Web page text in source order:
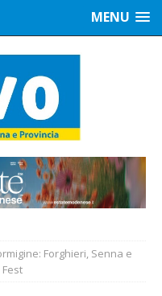
MENU
Forghieri, Senna e